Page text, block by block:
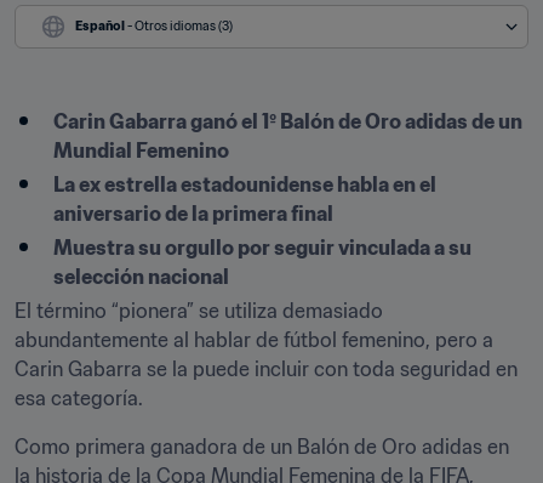
Español - Otros idiomas (3)
Carin Gabarra ganó el 1º Balón de Oro adidas de un
Mundial Femenino
La ex estrella estadounidense habla en el
aniversario de la primera final
Muestra su orgullo por seguir vinculada a su
selección nacional
El término “pionera” se utiliza demasiado
abundantemente al hablar de fútbol femenino, pero a
Carin Gabarra se la puede incluir con toda seguridad en
esa categoría.
Como primera ganadora de un Balón de Oro adidas en
la historia de la Copa Mundial Femenina de la FIFA,